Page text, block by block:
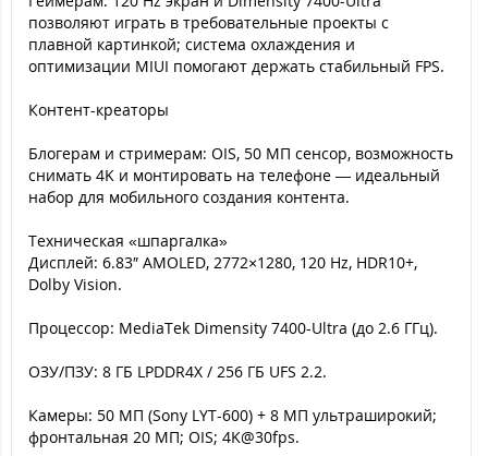
позволяют играть в требовательные проекты с
плавной картинкой; система охлаждения и
оптимизации MIUI помогают держать стабильный FPS.
Контент-креаторы
Блогерам и стримерам: OIS, 50 МП сенсор, возможность
снимать 4K и монтировать на телефоне — идеальный
набор для мобильного создания контента.
Техническая «шпаргалка»
Дисплей: 6.83″ AMOLED, 2772×1280, 120 Hz, HDR10+,
Dolby Vision.
Процессор: MediaTek Dimensity 7400-Ultra (до 2.6 ГГц).
ОЗУ/ПЗУ: 8 ГБ LPDDR4X / 256 ГБ UFS 2.2.
Камеры: 50 МП (Sony LYT-600) + 8 МП ультраширокий;
фронтальная 20 МП; OIS; 4K@30fps.